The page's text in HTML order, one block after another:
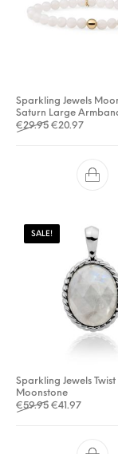
Sparkling Jewels
Saturn Large
€29.95 €20.97
SALE!
Sparkling Jewels Twist
Moonstone
€59.95 €41.97Huidige